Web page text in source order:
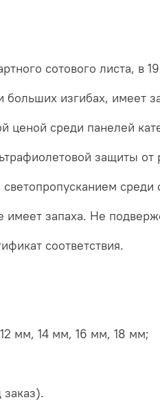
сотового листа, в
больших изгибах, имеет
среди панелей
защиты
запаха. Не
соответствия.
мм, 14 мм, 16 мм, 18 мм;